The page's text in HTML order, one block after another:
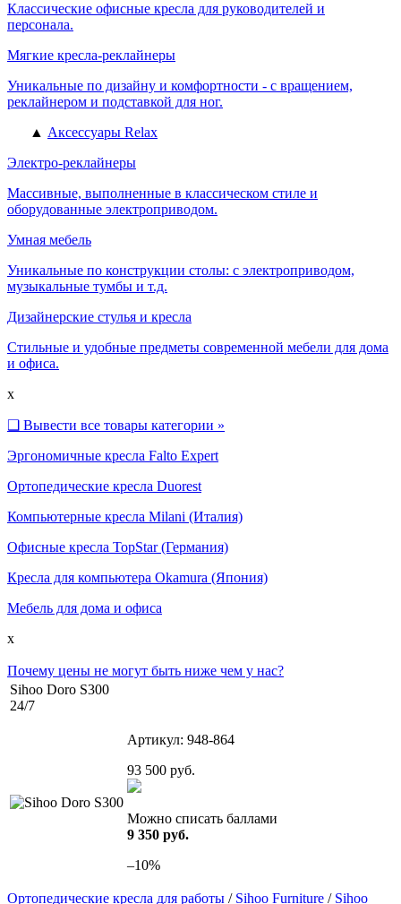
Классические офисные кресла для руководителей и
персонала.
Мягкие кресла-реклайнеры
Уникальные по дизайну и комфортности - с вращением,
реклайнером и подставкой для ног.
▲ Аксессуары Relax
Электро-реклайнеры
Массивные, выполненные в классическом стиле и
оборудованные электроприводом.
Умная мебель
Уникальные по конструкции столы: с электроприводом,
музыкальные тумбы и т.д.
Дизайнерские стулья и кресла
Стильные и удобные предметы современной мебели для дома
и офиса.
x
❑ Вывести все товары категории »
Эргономичные кресла Falto Expert
Ортопедические кресла Duorest
Компьютерные кресла Milani (Италия)
Офисные кресла TopStar (Германия)
Кресла для компьютера Okamura (Япония)
Мебель для дома и офиса
x
Почему цены не могут быть ниже чем у нас?
Sihoo Doro S300
24/7
Артикул: 948-864
93 500 руб.
Можно списать баллами
9 350 руб.
–10%
Ортопедические кресла для работы / Sihoo Furniture / Sihoo